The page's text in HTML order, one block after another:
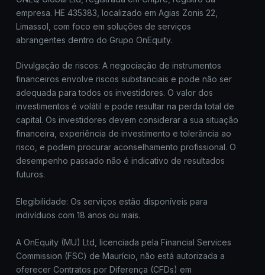
empresa. HE 435383, localizado em Agias Zonis 22,
Limassol, com foco em soluções de serviços
abrangentes dentro do Grupo OnEquity.
Divulgação de riscos: A negociação de instrumentos
financeiros envolve riscos substanciais e pode não ser
adequada para todos os investidores. O valor dos
investimentos é volátil e pode resultar na perda total de
capital. Os investidores devem considerar a sua situação
financeira, experiência de investimento e tolerância ao
risco, e podem procurar aconselhamento profissional. O
desempenho passado não é indicativo de resultados
futuros.
Elegibilidade: Os serviços estão disponíveis para
indivíduos com 18 anos ou mais.
A OnEquity (MU) Ltd, licenciada pela Financial Services
Commission (FSC) de Maurício, não está autorizada a
oferecer Contratos por Diferença (CFDs) em